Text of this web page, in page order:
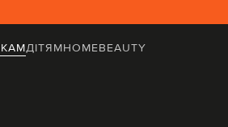
ДІТЯМHOMEBEAUTY